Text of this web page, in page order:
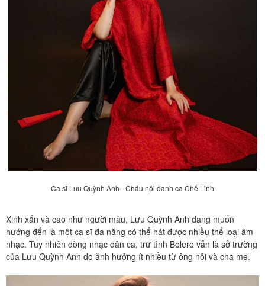
Ca sĩ Lưu Quỳnh Anh - Cháu nội danh ca Chế Linh
Xinh xắn và cao như người mẫu, Lưu Quỳnh Anh đang muốn
hướng đến là một ca sĩ đa năng có thể hát được nhiều thể loại âm
nhạc. Tuy nhiên dòng nhạc dân ca, trữ tình Bolero vẫn là sở trường
của Lưu Quỳnh Anh do ảnh hưởng ít nhiều từ ông nội và cha mẹ.